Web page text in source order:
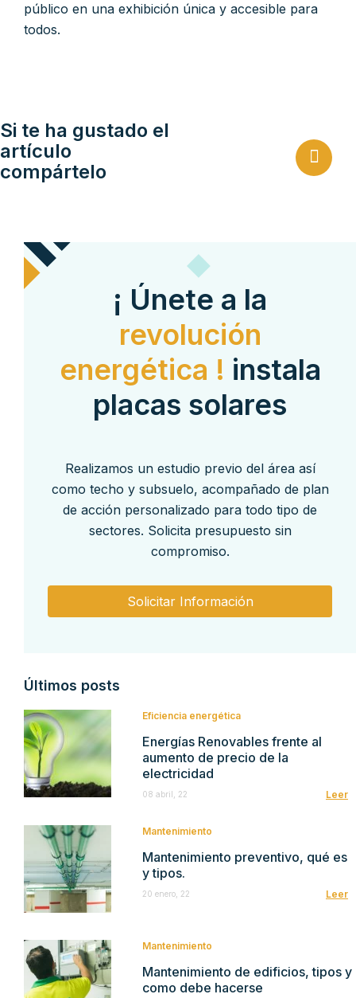
público en una exhibición única y accesible para
todos.
Si te ha gustado el
artículo
compártelo
¡ Únete a la
revolución
energética ! instala
placas solares
Realizamos un estudio previo del área así
como techo y subsuelo, acompañado de plan
de acción personalizado para todo tipo de
sectores. Solicita presupuesto sin
compromiso.
Solicitar Información
Últimos posts
Eficiencia energética
Energías Renovables frente al
aumento de precio de la
electricidad
08 abril, 22 Leer
Mantenimiento
Mantenimiento preventivo, qué es
y tipos.
20 enero, 22 Leer
Mantenimiento
Mantenimiento de edificios, tipos y
como debe hacerse